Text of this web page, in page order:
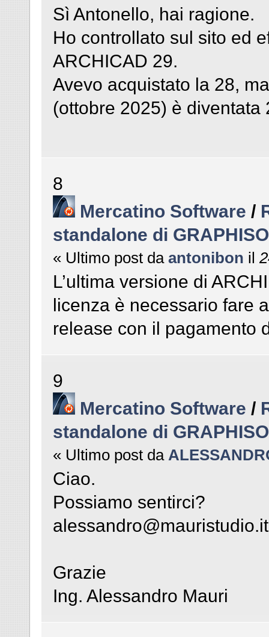
Sì Antonello, hai ragione.
Ho controllato sul sito ed
ARCHICAD 29.
Avevo acquistato la 28,
(ottobre 2025) è diventata
8
Mercatino Software /
standalone di
« Ultimo post da antonibon il
L’ultima versione di
licenza è necessario fare
release con il pagamento
9
Mercatino Software /
standalone di
« Ultimo post da
Ciao.
Possiamo sentirci?
alessandro@mauristudio.it
Grazie
Ing. Alessandro Mauri